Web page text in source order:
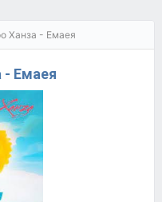
Ханза - Емаея
- Емаея